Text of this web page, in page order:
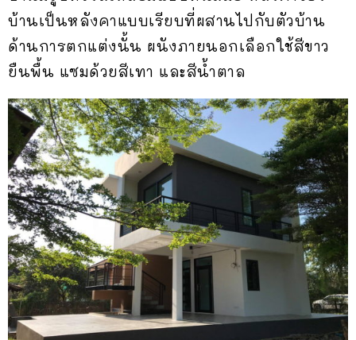
บ้านเป็นหลังคาแบบเรียบที่ผสานไปกับตัวบ้าน
ด้านการตกแต่งนั้น ผนังภายนอกเลือกใช้สีขาว
ยืนพื้น แซมด้วยสีเทา และสีน้ำตาล